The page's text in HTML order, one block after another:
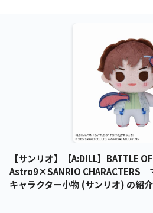
【サンリオ】【A:DILL】BATTLE
Astro9×SANRIO CHARACTERS
キャラクター小物 (サンリオ) の紹介